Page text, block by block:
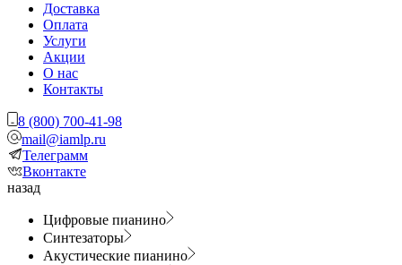
Доставка
Оплата
Услуги
Акции
О нас
Контакты
8 (800) 700-41-98
mail@iamlp.ru
Телеграмм
Вконтакте
назад
Цифровые пианино
Синтезаторы
Акустические пианино